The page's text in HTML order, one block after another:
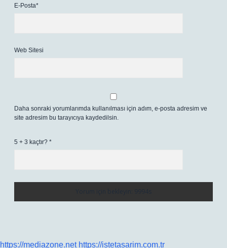
E-Posta*
Web Sitesi
Daha sonraki yorumlarımda kullanılması için adım, e-posta adresim ve
site adresim bu tarayıcıya kaydedilsin.
5 + 3 kaçtır? *
https://mediazone.net https://istetasarim.com.tr